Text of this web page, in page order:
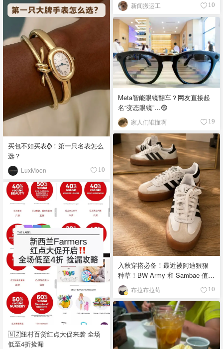
新闻搬运工 10
买包不如买表⌚️！第一只名表怎么
选？
LuxMoon 10
Meta智能眼镜翻车？网友直接起
名“变态眼镜”…😨
家人们谁懂啊 19
入秋穿搭必备！最近被阿迪狠狠
种草！BW Army 和 Sambae 值得
拥有！布拉布拉莓 10
🇳🇿纽村百货红点大促来袭 全场
低至4折捡漏